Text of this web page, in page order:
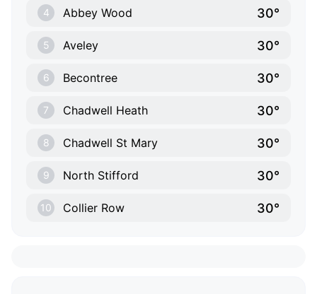
4 Abbey Wood 30°
5 Aveley 30°
6 Becontree 30°
7 Chadwell Heath 30°
8 Chadwell St Mary 30°
9 North Stifford 30°
10 Collier Row 30°